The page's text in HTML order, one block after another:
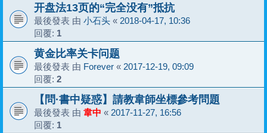
开盘法13页的“完全没有”抵抗
最後發表 由 小石头 « 2018-04-17, 10:36
回覆: 1
黄金比率关卡问题
最後發表 由 Forever « 2017-12-19, 09:09
回覆: 2
【問·書中疑惑】請教韋師坐標參考問題
最後發表 由 韋中 « 2017-11-27, 16:56
回覆: 1